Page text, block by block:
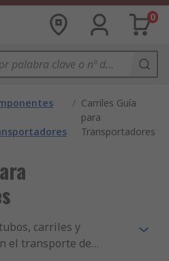
0
/ Carriles Guía
para
Transportadores
carriles y
el transporte de